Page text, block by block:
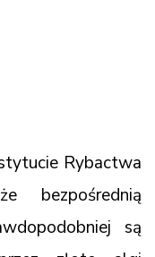
Rybactwa
bezpośrednią
są